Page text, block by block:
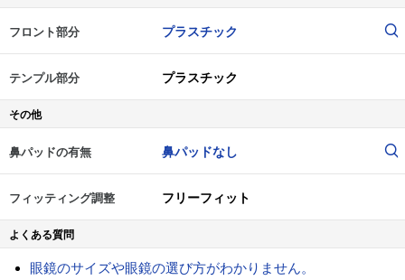
フロント部分 プラスチック
テンプル部分 プラスチック
その他
鼻パッドの有無 鼻パッドなし
フィッティング調整 フリーフィット
よくある質問
眼鏡のサイズや眼鏡の選び方がわかりません。